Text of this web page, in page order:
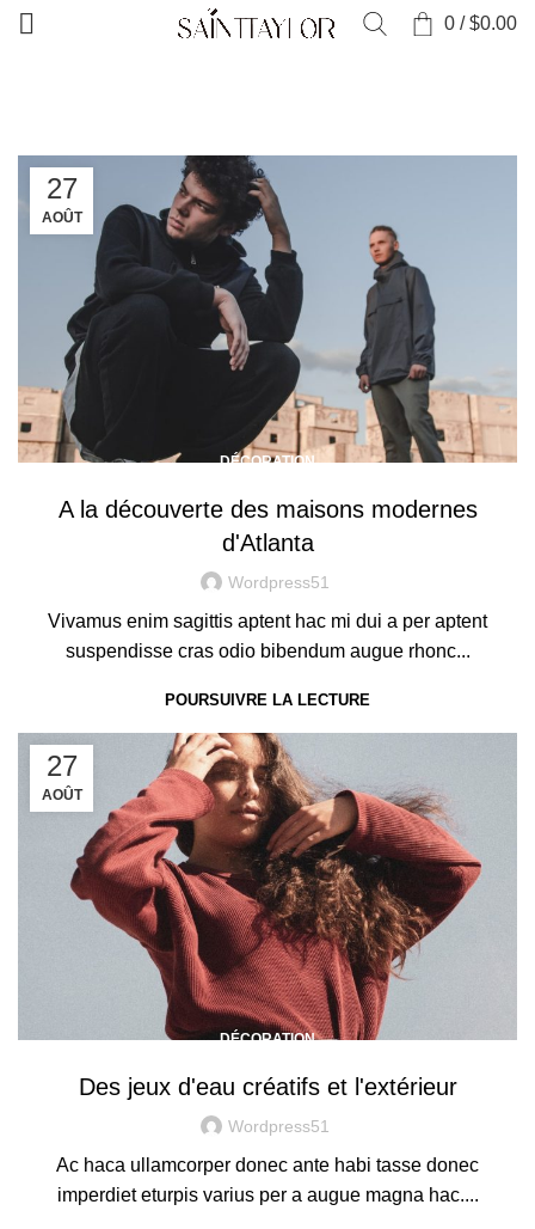
0 / $0.00
27
AOÛT
DÉCORATION
A la découverte des maisons modernes
d'Atlanta
Wordpress51
Vivamus enim sagittis aptent hac mi dui a per aptent
suspendisse cras odio bibendum augue rhonc...
POURSUIVRE LA LECTURE
27
AOÛT
DÉCORATION
Des jeux d'eau créatifs et l'extérieur
Wordpress51
Ac haca ullamcorper donec ante habi tasse donec
imperdiet eturpis varius per a augue magna hac....